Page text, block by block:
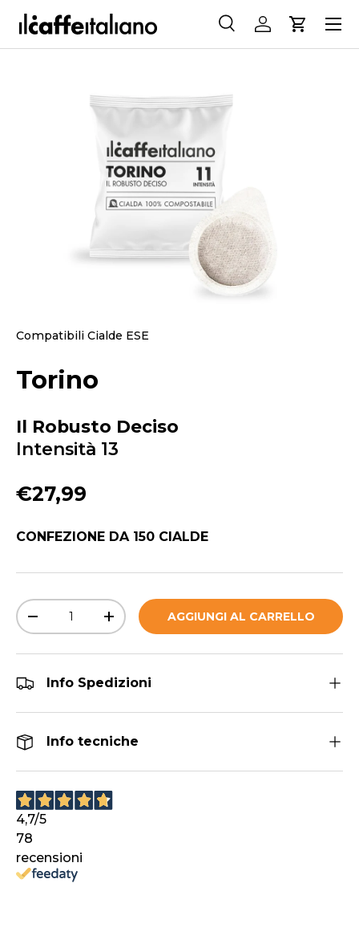
PASSA AI CONTENUTI
Cerca
CercaAccediCarrello
Menu
PASSA ALLE INFORMAZIONI SUL PRODOTTO
Compatibili Cialde ESE
Torino
Il Robusto Deciso
Intensità 13
Prezzo normale
€27,99
CONFEZIONE DA 150 CIALDE
Q.tà
DIMINUIRE LA QUANTITÀAUMENTA LA QUANTITÀ
AGGIUNGI AL CARRELLO
Info Spedizioni
Info tecniche
4,7/5
78
recensioni